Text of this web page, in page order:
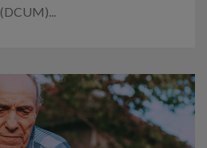
(DCUM)...